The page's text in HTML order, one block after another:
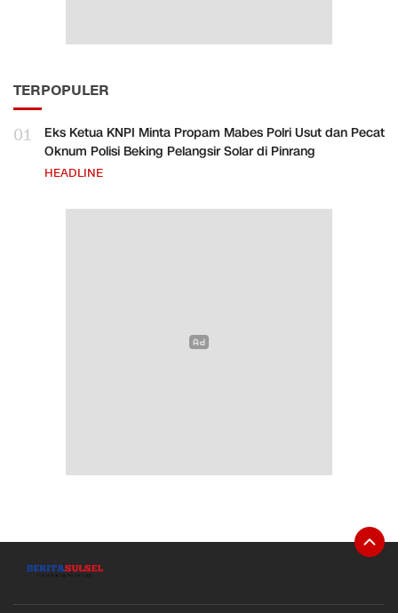
TERPOPULER
01
Eks Ketua KNPI Minta Propam Mabes Polri Usut dan Pecat
Oknum Polisi Beking Pelangsir Solar di Pinrang
HEADLINE